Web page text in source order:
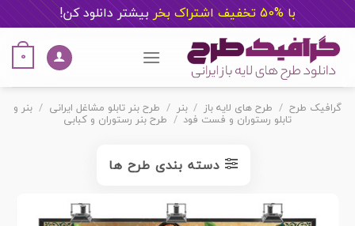
با %50 تخفیف اشتراک بخر بیشتر دانلود کن!
content
0
گرافیک طرح / طرح های لایه باز / بنر / طرح بنر تابلو مشاغل ایرانی / بنر و
تابلو رستوران و فست فود / طرح بنر رستوران و کبابی
دسته بندی طرح ها